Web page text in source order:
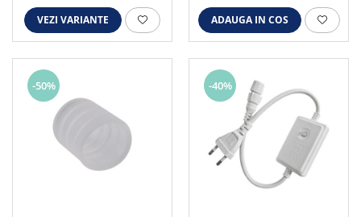
VEZI VARIANTE ADAUGA IN COS
-50% -40%